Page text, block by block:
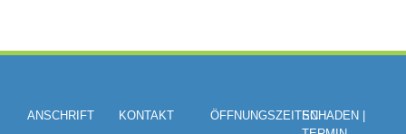
ANSCHRIFT KONTAKT ÖFFNUNGSZEITENSCHADEN |